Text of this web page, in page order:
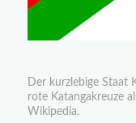
Der kurzlebige Staat
rote Katangakreuze
Wikipedia.